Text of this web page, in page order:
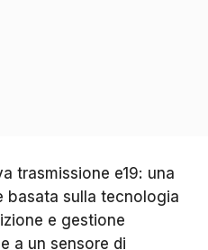
trasmissione e19: una
basata sulla tecnologia
e gestione
a un sensore di